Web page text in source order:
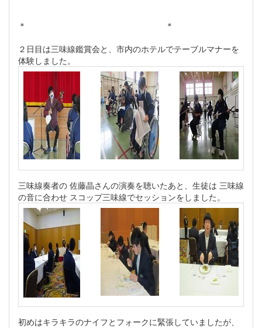
＊ ＊
２日目は三味線鑑賞会と、市内のホテルでテーブルマナーを
体験しました。
三味線奏者の 佐藤晶さんの演奏を聴いたあと、生徒は 三味線
の音に合わせ スコップ三味線でセッションをしました。
初めはキラキラのナイフとフォークに緊張していましたが、